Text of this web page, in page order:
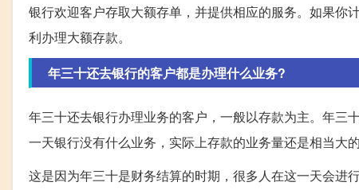
银行欢迎客户存取大额存单，并提供相应的服务。如果你
利办理大额存款。
年三十还去银行的客户都是办理什么业务?
年三十还去银行办理业务的客户，一般以存款为主。年三
一天银行没有什么业务，实际上存款的业务量还是相当大的
这是因为年三十是财务结算的时期，很多人在这一天会进